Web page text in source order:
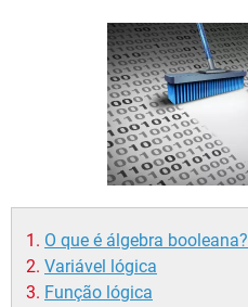
GUIA DE COMPRAS
O que é álgebra booleana?
Variável lógica
Função lógica